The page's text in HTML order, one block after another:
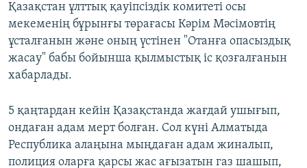
Қазақстан ұлттық қауіпсіздік комитеті осы
мекеменің бұрынғы төрағасы Кәрім Мәсімовтің
ұсталғанын және оның үстінен "Отанға опасыздық
жасау" бабы бойынша қылмыстық іс қозғалғанын
хабарлады.
5 қаңтардан кейін Қазақстанда жағдай ушығып,
ондаған адам мерт болған. Сол күні Алматыда
Республика алаңына мыңдаған адам жиналып,
полиция оларға қарсы жас ағызатын газ шашып,